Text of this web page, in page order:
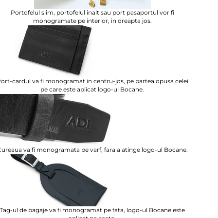
Portofelul slim, portofelul inalt sau port pasaportul vor fi
monogramate pe interior, in dreapta jos.
cardul va fi monogramat in centru-jos, pe partea opusa celei
pe care este aplicat logo-ul Bocane.
va fi monogramata pe varf, fara a atinge logo-ul Bocane.
Tag-ul de bagaje va fi monogramat pe fata, logo-ul Bocane este